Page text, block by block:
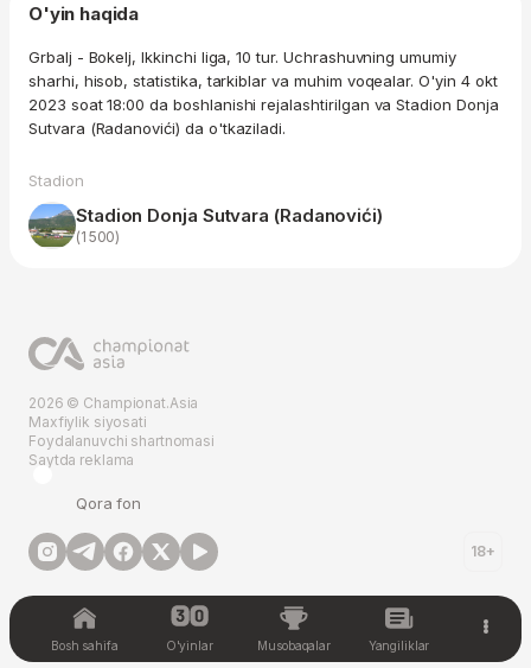
O'yin haqida
Grbalj - Bokelj, Ikkinchi liga, 10 tur. Uchrashuvning umumiy
sharhi, hisob, statistika, tarkiblar va muhim voqealar. O'yin 4 okt
2023 soat 18:00 da boshlanishi rejalashtirilgan va Stadion Donja
Sutvara (Radanovići) da o'tkaziladi.
Stadion
Stadion Donja Sutvara (Radanovići)
(1 500)
2026 © Championat.Asia
Maxfiylik siyosati
Foydalanuvchi shartnomasi
Saytda reklama
Qora fon
18+
Bosh sahifa O'yinlar Musobaqalar Yangiliklar